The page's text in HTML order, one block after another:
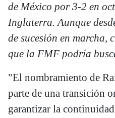
de México por 3-2 en
Inglaterra. Aunque
de sucesión en marcha,
que la FMF podría
"El nombramiento de
parte de una transición
garantizar la